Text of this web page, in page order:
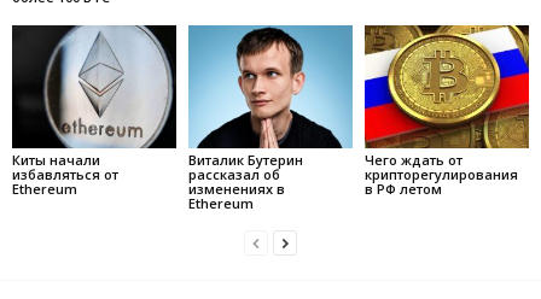
Киты начали
избавляться от
Ethereum
Виталик Бутерин
рассказал об
изменениях в
Ethereum
Чего ждать от
крипторегулирования
в РФ летом